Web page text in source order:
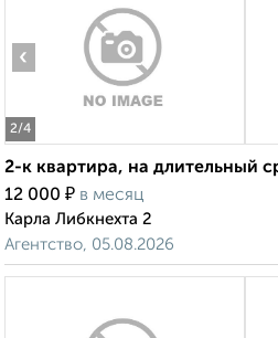
2/4
‹
2-к квартира, на длительный
12 000 ₽ в месяц
Карла Либкнехта 2
Агентство, 05.08.2026